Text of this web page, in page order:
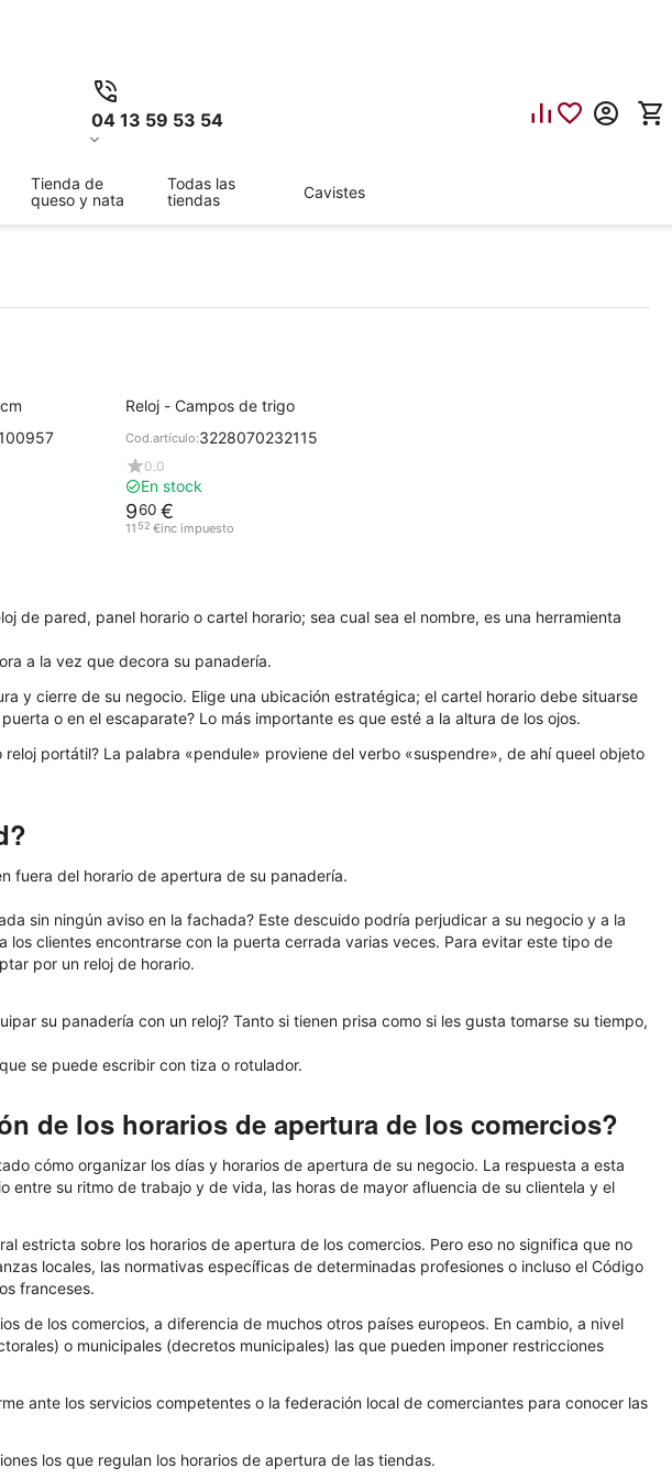
04 13 59 53 54
Tienda de
queso y nata
Todas las
tiendas
Cavistes
de pared, panel horario o cartel horario; sea cual sea el nombre, es una herramienta
a la vez que decora su panadería.
y cierre de su negocio. Elige una ubicación estratégica; el cartel horario debe situarse
o en el escaparate? Lo más importante es que esté a la altura de los ojos.
portátil? La palabra «pendule» proviene del verbo «suspendre», de ahí queel objeto
fuera del horario de apertura de su panadería.
sin ningún aviso en la fachada? Este descuido podría perjudicar a su negocio y a la
los clientes encontrarse con la puerta cerrada varias veces. Para evitar este tipo de
por un reloj de horario.
su panadería con un reloj? Tanto si tienen prisa como si les gusta tomarse su tiempo,
se puede escribir con tiza o rotulador.
de los horarios de apertura de los comercios?
cómo organizar los días y horarios de apertura de su negocio. La respuesta a esta
entre su ritmo de trabajo y de vida, las horas de mayor afluencia de su clientela y el
estricta sobre los horarios de apertura de los comercios. Pero eso no significa que no
locales, las normativas específicas de determinadas profesiones o incluso el Código
franceses.
de los comercios, a diferencia de muchos otros países europeos. En cambio, a nivel
o municipales (decretos municipales) las que pueden imponer restricciones
ante los servicios competentes o la federación local de comerciantes para conocer las
los que regulan los horarios de apertura de las tiendas.
Reloj - Campos de trigo
Cod.artículo:3228070232115
0.0
En stock
960 €
11 52 €inc impuesto